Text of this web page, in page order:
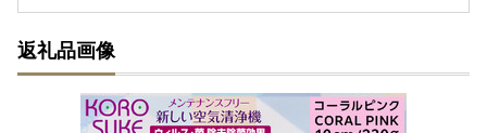
返礼品画像